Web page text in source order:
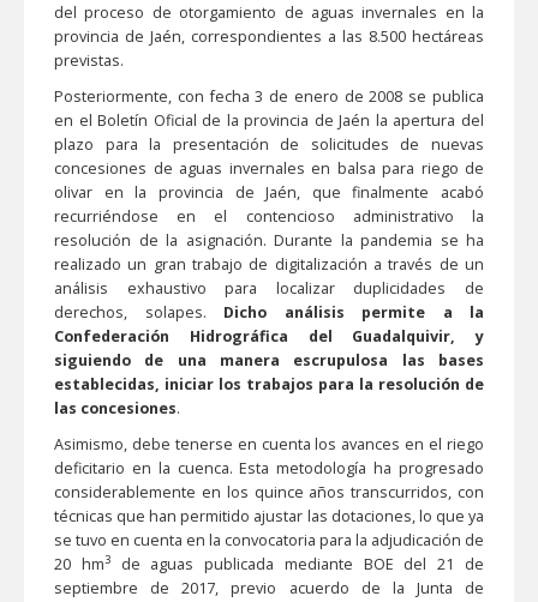
del proceso de otorgamiento de aguas invernales en la
provincia de Jaén, correspondientes a las 8.500 hectáreas
previstas.
Posteriormente, con fecha 3 de enero de 2008 se publica
en el Boletín Oficial de la provincia de Jaén la apertura del
plazo para la presentación de solicitudes de nuevas
concesiones de aguas invernales en balsa para riego de
olivar en la provincia de Jaén, que finalmente acabó
recurriéndose en el contencioso administrativo la
resolución de la asignación. Durante la pandemia se ha
realizado un gran trabajo de digitalización a través de un
análisis exhaustivo para localizar duplicidades de
derechos, solapes. Dicho análisis permite a la
Confederación Hidrográfica del Guadalquivir, y
siguiendo de una manera escrupulosa las bases
establecidas, iniciar los trabajos para la resolución de
las concesiones.
Asimismo, debe tenerse en cuenta los avances en el riego
deficitario en la cuenca. Esta metodología ha progresado
considerablemente en los quince años transcurridos, con
técnicas que han permitido ajustar las dotaciones, lo que ya
se tuvo en cuenta en la convocatoria para la adjudicación de
20 hm3de aguas publicada mediante BOE del 21 de
septiembre de 2017, previo acuerdo de la Junta de